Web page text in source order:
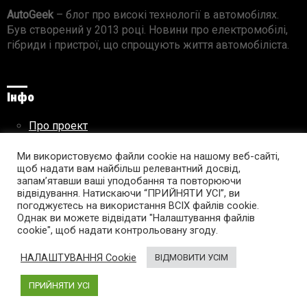
AutoGeek– блог про високі технології в автомобілях.
Був створений у 2013 році. Новини про електромобілі,
гібриди і пристрої, що спрощують життя автомобіліста.
Інфо
Про проект
Правила використання матеріалів
Підпишись на AutoGeek!
facebooktwitter instagramyoutube tumblr linkedin
Ми використовуємо файли cookie на нашому веб-сайті,
щоб надати вам найбільш релевантний досвід,
запам’ятавши ваші уподобання та повторюючи
відвідування. Натискаючи “ПРИЙНЯТИ УСІ”, ви
погоджуєтесь на використання ВСІХ файлів cookie.
Однак ви можете відвідати "Налаштування файлів
cookie", щоб надати контрольовану згоду.
НАЛАШТУВАННЯ Cookie ВІДМОВИТИ УСІМ
ПРИЙНЯТИ УСІ